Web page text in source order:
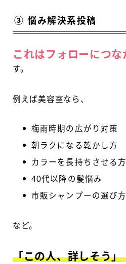
③ 悩み解決系投稿
これはフォローにつ
す。
例えば美容室なら、
梅雨時期の広がり対策
朝ラクになる乾かし方
カラーを長持ちさせる
40代以降の髪悩み
市販シャンプーの選び方
など。
「この人、詳しそう」